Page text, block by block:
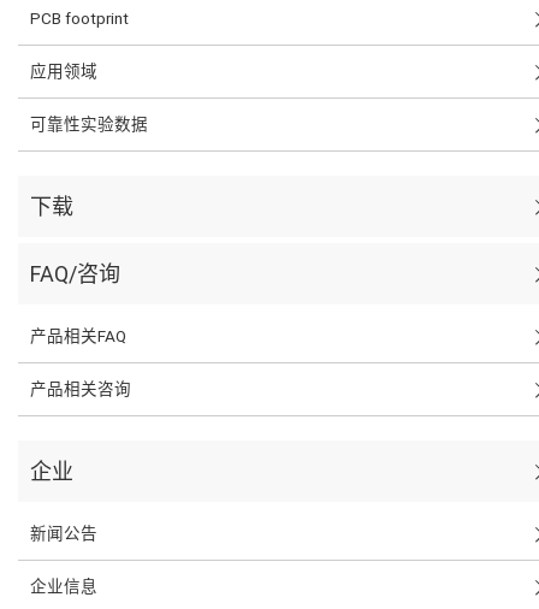
PCB footprint
应用领域
可靠性实验数据
下载
FAQ/咨询
产品相关FAQ
产品相关咨询
企业
新闻公告
企业信息